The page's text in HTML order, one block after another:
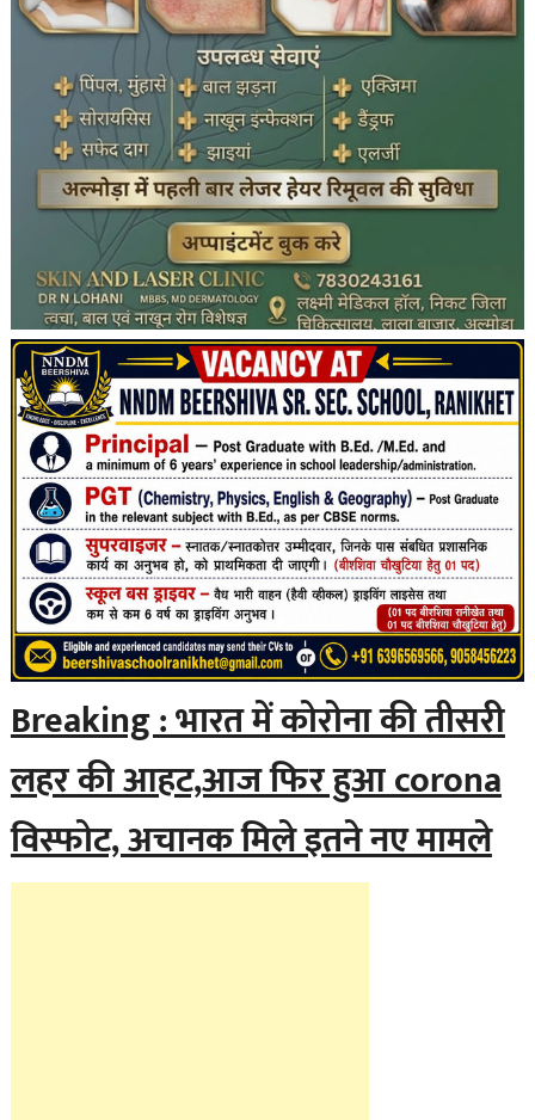
Breaking : भारत में कोरोना की तीसरी
लहर की आहट,आज फिर हुआ corona
विस्फोट, अचानक मिले इतने नए मामले